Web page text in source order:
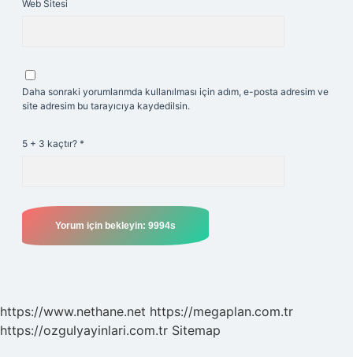
Web Sitesi
Daha sonraki yorumlarımda kullanılması için adım, e-posta adresim ve
site adresim bu tarayıcıya kaydedilsin.
5 + 3 kaçtır? *
https://www.nethane.net https://megaplan.com.tr
https://ozgulyayinlari.com.tr Sitemap